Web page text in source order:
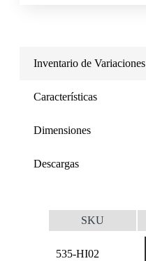
Inventario de Variaciones
Características
Dimensiones
Descargas
SKU
535-HI02